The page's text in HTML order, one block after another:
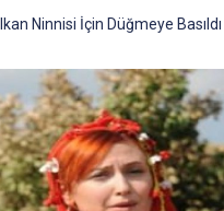
Ninnisi İçin Düğmeye Basıldı